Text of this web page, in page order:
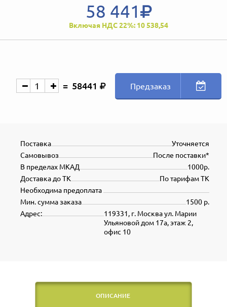
58 441
Включая НДС 22%: 10 538,54
58441 Предзаказ
Уточняется
Поставка
После поставки*
Самовывоз
1000р.
В пределах МКАД
По тарифам ТК
Доставка до ТК
Необходима предоплата
1500 р.
Мин. сумма заказа
119331, г. Москва ул. Марии
Ульяновой дом 17а, этаж 2,
офис 10
Адрес:
ОПИСАНИЕ